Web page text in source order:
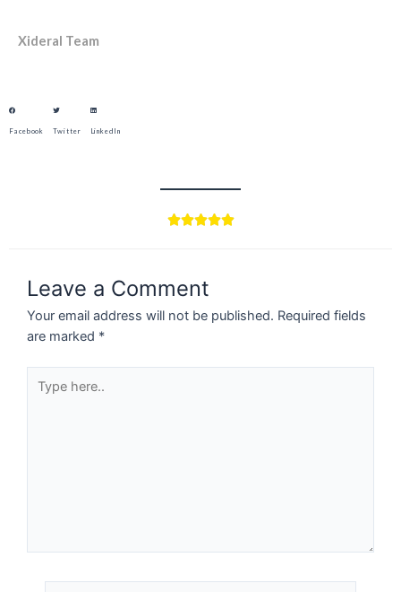
Xideral Team
Facebook Twitter LinkedIn

Leave a Comment
Your email address will not be published. Required fields
are marked *